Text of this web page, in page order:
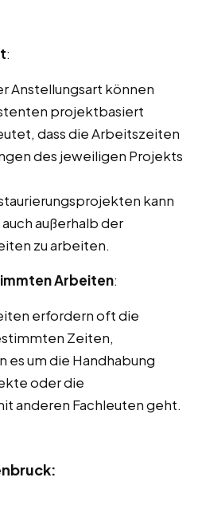
:
Anstellungsart können
projektbasiert
dass die Arbeitszeiten
des jeweiligen Projekts
kann
außerhalb der
zu arbeiten.
Arbeiten:
erfordern oft die
Zeiten,
es um die Handhabung
oder die
anderen Fachleuten geht.